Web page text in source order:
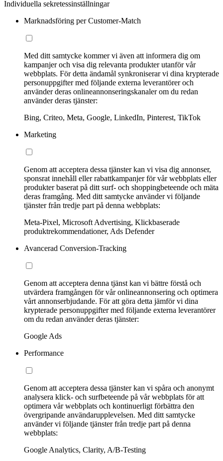
Individuella sekretessinställningar
Marknadsföring per Customer-Match
Med ditt samtycke kommer vi även att informera dig om
kampanjer och visa dig relevanta produkter utanför vår
webbplats. För detta ändamål synkroniserar vi dina krypterade
personuppgifter med följande externa leverantörer och
använder deras onlineannonseringskanaler om du redan
använder deras tjänster:
Bing, Criteo, Meta, Google, LinkedIn, Pinterest, TikTok
Marketing
Genom att acceptera dessa tjänster kan vi visa dig annonser,
sponsrat innehåll eller rabattkampanjer för vår webbplats eller
produkter baserat på ditt surf- och shoppingbeteende och mäta
deras framgång. Med ditt samtycke använder vi följande
tjänster från tredje part på denna webbplats:
Meta-Pixel, Microsoft Advertising, Klickbaserade
produktrekommendationer, Ads Defender
Avancerad Conversion-Tracking
Genom att acceptera denna tjänst kan vi bättre förstå och
utvärdera framgången för vår onlineannonsering och optimera
vårt annonserbjudande. För att göra detta jämför vi dina
krypterade personuppgifter med följande externa leverantörer
om du redan använder deras tjänster:
Google Ads
Performance
Genom att acceptera dessa tjänster kan vi spåra och anonymt
analysera klick- och surfbeteende på vår webbplats för att
optimera vår webbplats och kontinuerligt förbättra den
övergripande användarupplevelsen. Med ditt samtycke
använder vi följande tjänster från tredje part på denna
webbplats:
Google Analytics, Clarity, A/B-Testing